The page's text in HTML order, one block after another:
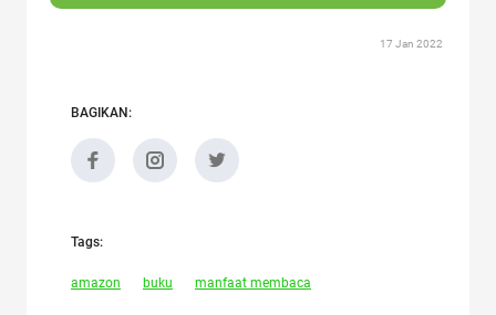
17 Jan 2022
BAGIKAN:
Tags:
amazon buku manfaat membaca